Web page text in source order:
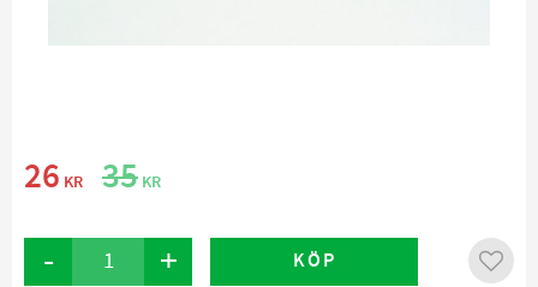
Nedsatt pris:
26 KR Ordinarie pris:
35 KR
+
- KÖP Lägg